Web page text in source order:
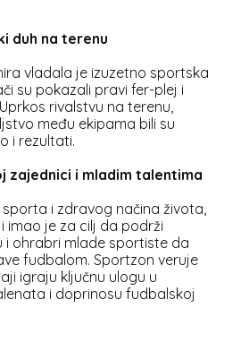
duh na terenu
vladala je izuzetno sportska
su pokazali pravi fer-plej i
rivalstvu na terenu,
među ekipama bili su
i rezultati.
zajednici i mladim talentima
i zdravog načina života,
imao je za cilj da podrži
i ohrabri mlade sportiste da
fudbalom. Sportzon veruje
igraju ključnu ulogu u
i doprinosu fudbalskoj